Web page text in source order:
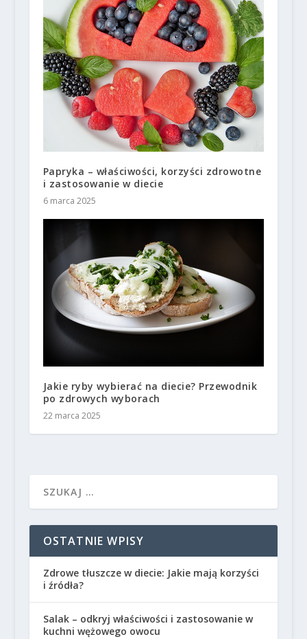
Papryka – właściwości, korzyści zdrowotne
i zastosowanie w diecie
6 marca 2025
Jakie ryby wybierać na diecie? Przewodnik
po zdrowych wyborach
22 marca 2025
OSTATNIE WPISY
Zdrowe tłuszcze w diecie: Jakie mają korzyści
i źródła?
Salak – odkryj właściwości i zastosowanie w
kuchni wężowego owocu